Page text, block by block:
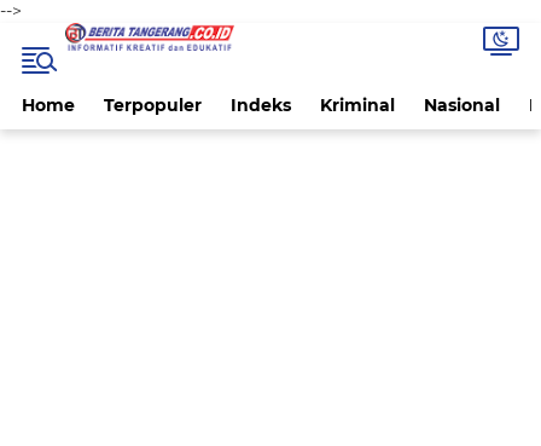
-->
Home Terpopuler Indeks Kriminal Nasional